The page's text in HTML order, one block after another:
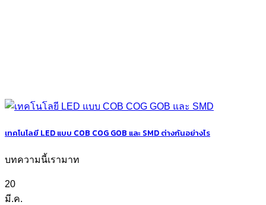
เทคโนโลยี LED แบบ COB COG GOB และ SMD ต่างกันอย่างไร
บทความนี้เรามาท
20
มี.ค.